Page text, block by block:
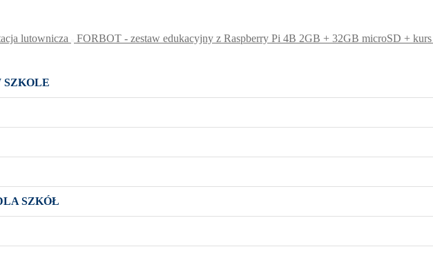
lutownicza
FORBOT - zestaw edukacyjny z Raspberry Pi 4B 2GB + 32GB microSD +
SZKOLE
SZKÓŁ